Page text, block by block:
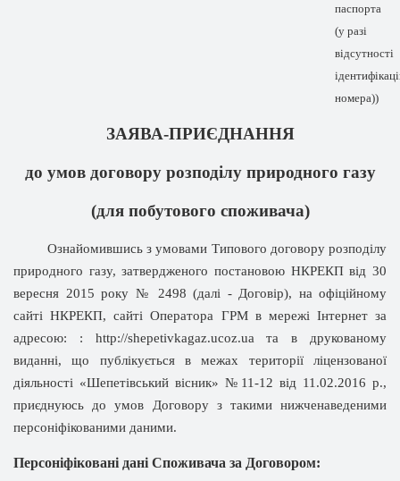
паспорта
(у разі
відсутності
номера))
ЗАЯВА-ПРИЄДНАННЯ
до умов договору розподілу природного газу
(для побутового споживача)
Ознайомившись з умовами Типового договору розподілу
природного газу, затвердженого постановою НКРЕКП від 30
вересня 2015 року № 2498 (далі - Договір), на офіційному
сайті НКРЕКП, сайті Оператора ГРМ в мережі Інтернет за
адресою: : http://shepetivkagaz.ucoz.ua та в друкованому
виданні, що публікується в межах території ліцензованої
діяльності «Шепетівський вісник» №11-12 від 11.02.2016 р.,
приєднуюсь до умов Договору з такими нижченаведеними
персоніфікованими даними.
Персоніфіковані дані Споживача за Договором: